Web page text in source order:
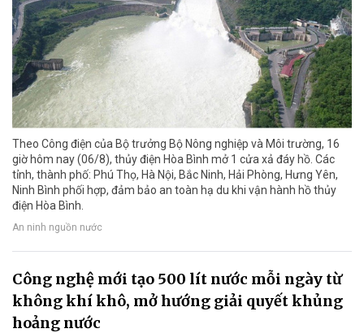
Theo Công điện của Bộ trưởng Bộ Nông nghiệp và Môi trường, 16
giờ hôm nay (06/8), thủy điện Hòa Bình mở 1 cửa xả đáy hồ. Các
tỉnh, thành phố: Phú Thọ, Hà Nội, Bắc Ninh, Hải Phòng, Hưng Yên,
Ninh Bình phối hợp, đảm bảo an toàn hạ du khi vận hành hồ thủy
điện Hòa Bình.
An ninh nguồn nước
Công nghệ mới tạo 500 lít nước mỗi ngày từ
không khí khô, mở hướng giải quyết khủng
hoảng nước